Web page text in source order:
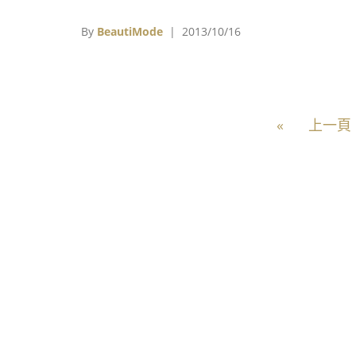
克魯茲、莎莉賽隆，本次都在榜單中段，表現
絲凱莉與瑪麗蓮夢露在本次票選中也各佔一個
次，看來儘管世代交替了，傳奇巨星的風采，
By BeautiMode | 2013/10/16
« 上一頁